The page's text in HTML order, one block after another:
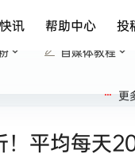
快讯 帮助中心 投
自媒体教程
更
平均每天